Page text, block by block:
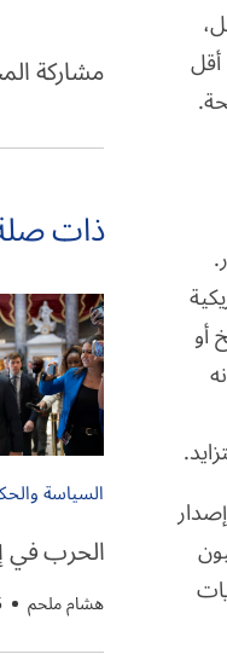
أو
مشاركة
ذات
السياسة
الحرب في
هشام ملحم 5